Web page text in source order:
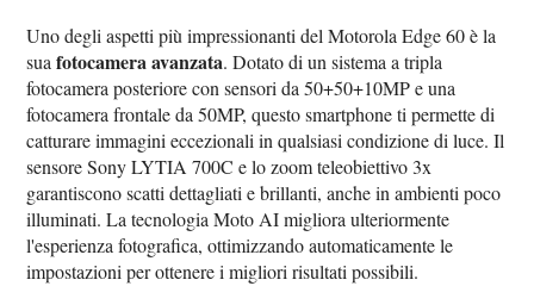
Uno degli aspetti più impressionanti del Motorola Edge 60 è la
suafotocamera avanzata. Dotato di un sistema a tripla
fotocamera posteriore con sensori da 50+50+10MP e una
fotocamera frontale da 50MP, questo smartphone ti permette di
catturare immagini eccezionali in qualsiasi condizione di luce. Il
sensore Sony LYTIA 700C e lo zoom teleobiettivo 3x
garantiscono scatti dettagliati e brillanti, anche in ambienti poco
illuminati. La tecnologia Moto AI migliora ulteriormente
l'esperienza fotografica, ottimizzando automaticamente le
impostazioni per ottenere i migliori risultati possibili.